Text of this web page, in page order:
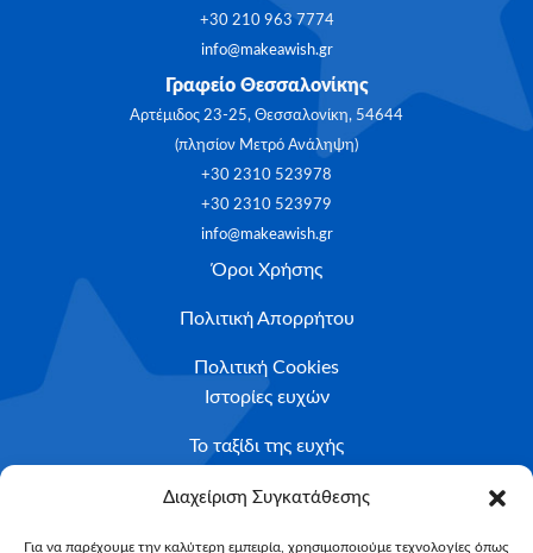
Διαχείριση Συγκατάθεσης
Για να παρέχουμε την καλύτερη εμπειρία, χρησιμοποιούμε τεχνολογίες όπως
+30 210 963 7774
info@makeawish.gr
Γραφείο Θεσσαλονίκης
Αρτέμιδος 23-25, Θεσσαλονίκη, 54644
(πλησίον Μετρό Ανάληψη)
+30 2310 523978
+30 2310 523979
info@makeawish.gr
Όροι Χρήσης
Πολιτική Απορρήτου
Πολιτική Cookies
Ιστορίες ευχών
Το ταξίδι της ευχής
Κριτήρια Καταλληλότητας
Υποβολή Αιτήματος